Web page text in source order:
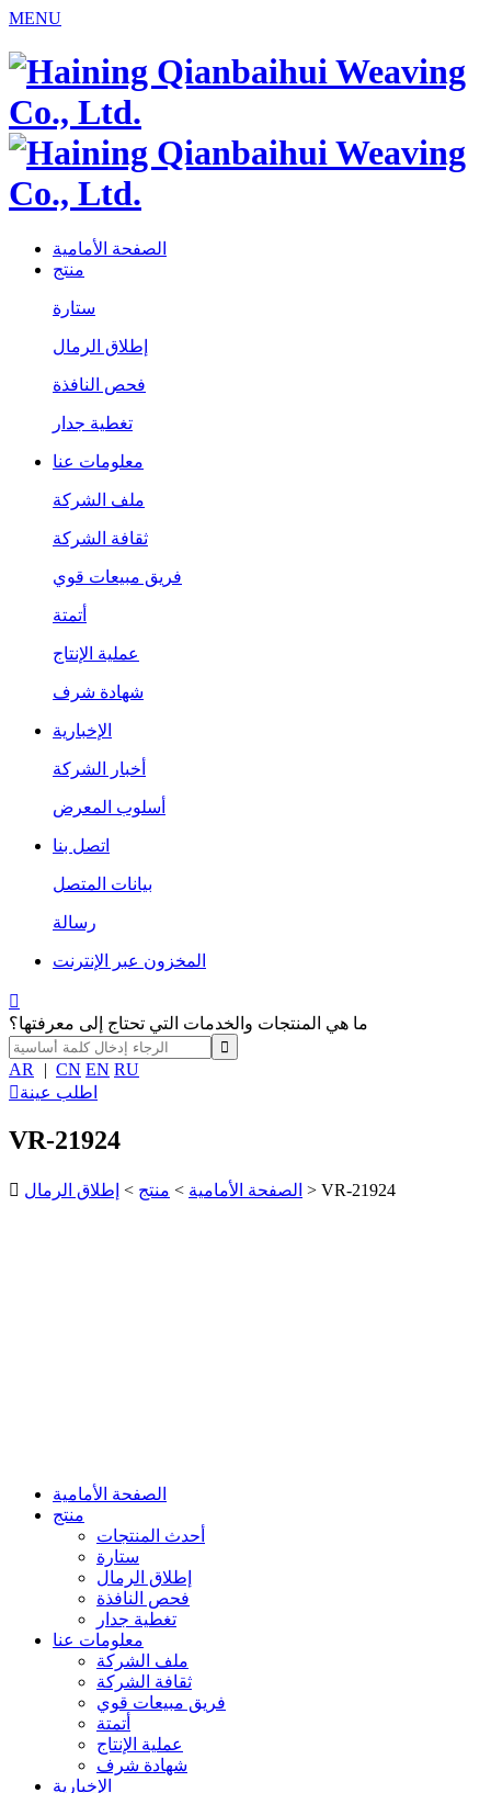
MENU
الصفحة الأمامية
منتج
ستارة
إطلاق الرمال
فحص النافذة
تغطية جدار
معلومات عنا
ملف الشركة
ثقافة الشركة
فريق مبيعات قوي
أتمتة
عملية الإنتاج
شهادة شرف
الإخبارية
أخبار الشركة
أسلوب المعرض
اتصل بنا
بيانات المتصل
رسالة
المخزون عبر الإنترنت

ما هي المنتجات والخدمات التي تحتاج إلى معرفتها؟
AR | CN EN RU
اطلب عينة
VR-21924
 الصفحة الأمامية > منتج > إطلاق الرمال > VR-21924
الصفحة الأمامية
منتج
أحدث المنتجات
ستارة
إطلاق الرمال
فحص النافذة
تغطية جدار
معلومات عنا
ملف الشركة
ثقافة الشركة
فريق مبيعات قوي
أتمتة
عملية الإنتاج
شهادة شرف
الإخبارية